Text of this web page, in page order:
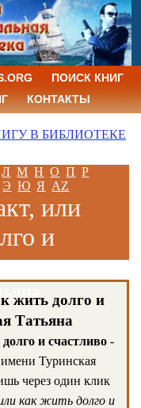
ПОИСК КНИГ
КОНТАКТЫ
В БИБЛИОТЕКЕ
Л М Н О П Р
Э Ю Я AZ
или
и
жить долго и
Татьяна
и счастливо-
Туринская
через один клик
как жить долго и